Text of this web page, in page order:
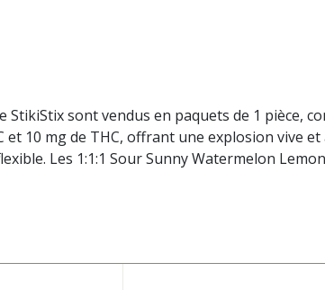
StikiStix sont vendus en paquets de 1 pièce,
10 mg de THC, offrant une explosion vive
Les 1:1:1 Sour Sunny Watermelon